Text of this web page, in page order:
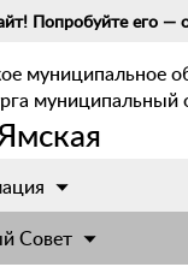
Попробуйте его —
муниципальное
муниципальный
Cовет